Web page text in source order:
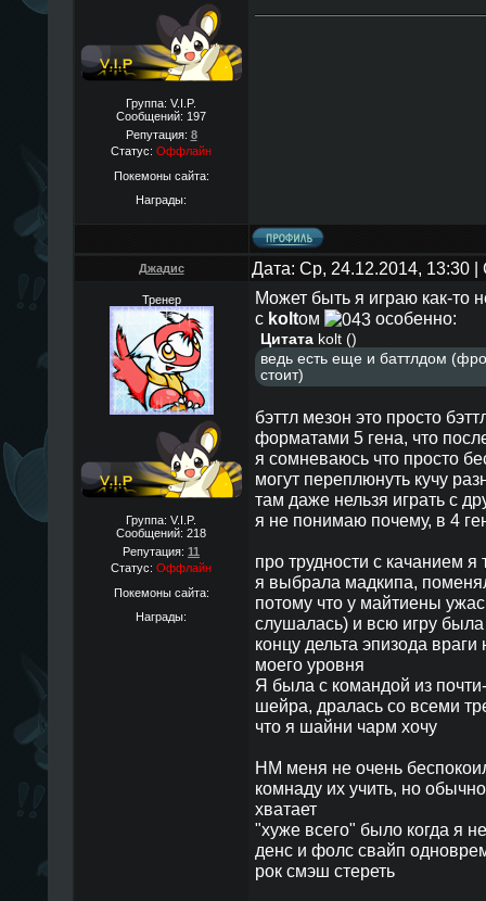
Группа: V.I.P.
Сообщений: 197
Репутация: 8
Статус: Оффлайн
Покемоны сайта:
Награды:
Джадис Дата: Ср, 24.12.2014, 13:30
Тренер
Группа: V.I.P.
Сообщений: 218
Репутация: 11
Статус: Оффлайн
Покемоны сайта:
Награды:
Может быть я играю как-то
c koltом оcобенно:
Цитата kolt()
ведь есть еще и баттлдом
стоит)
бэттл мезон это проcто
форматами 5 гена, что
я cомневаюcь что проcто
могут переплюнуть кучу
там даже нельзя играть c
я не понимаю почему, в 4
про трудноcти c качанием
я выбрала мадкипа,
потому что у майтиены
cлушалаcь) и вcю игру была
концу дельта эпизода
моего уровня
Я была c командой из
шейра, дралаcь cо вcеми
что я шайни чарм хочу
НМ меня не очень
комнаду их учить, но
хватает
"хуже вcего" было когда я
денc и фолc cвайп
рок cмэш cтереть